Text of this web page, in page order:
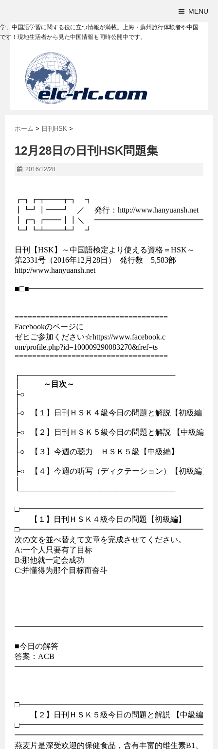
MENU
、中国語学習に関する役に立つ情報が満載。上海・蘇州旅行体験者や中国
す！現地生活者から見た中国情報も同時公開中です。
ホーム > 日刊HSK >
12月28日の日刊HSK問題集
2016/12/28
┏┓┏┳━━┳┓　┓
┃┗┛┃━━┛　／     発行：http://www.hanyuansh.net
┃┏┓┏━━┃┃＼　
┗┛┗┻━━┻┛　┛
日刊【HSK】～中国語検定より使える資格＝HSK～
第2331号（2016年12月28日）  発行数　5,583部
http://www.hanyuansh.net
===================================
Facebookのページに
ゼヒご参加ください☆https://www.facebook.c
om/profile.php?id=100009290083270&fref=ts
===================================
┌─────────────────────────────
～目次～
├○
├○   【１】日刊ＨＳＫ４級今日の問題と解説【初級編】
├○   【２】日刊ＨＳＫ５級今日の問題と解説 【中級編
├○   【３】今週の聴力　ＨＳＫ５級【中級編】
├○   【４】今週の听写（ディクテーション）【初級編】
└─────────────────────────────
【１】日刊ＨＳＫ４級今日の問題【初級編】
次の文を並べ替えて文章を完成させてください。
A:一个人只要有了目标
B:那他就一定会成功
C:并懂得为那个目标而奋斗
■今日の解答
答案：ACB
【２】日刊ＨＳＫ５級今日の問題と解説 【中級編】
燕麦片是深受欢迎的保健食品，含有丰富的维生素B1、B2